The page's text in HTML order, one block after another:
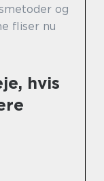
og
fliser nu
hvis